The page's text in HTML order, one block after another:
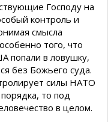
Господу на
контроль и
смысла
того, что
попали в ловушку,
без Божьего суда.
силы НАТО
то под
в целом.